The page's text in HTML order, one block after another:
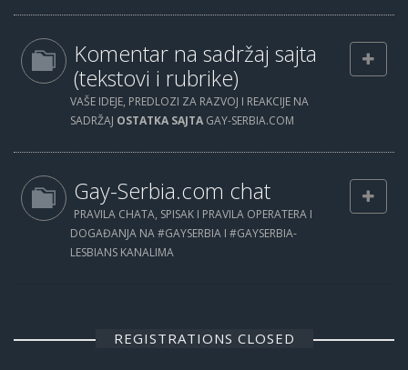
Komentar na sadržaj sajta
(tekstovi i rubrike)
VAŠE IDEJE, PREDLOZI ZA RAZVOJ I REAKCIJE NA
SADRŽAJ OSTATKA SAJTA GAY-SERBIA.COM
Gay-Serbia.com chat
PRAVILA CHATA, SPISAK I PRAVILA OPERATERA I
DOGAĐANJA NA #GAYSERBIA I #GAYSERBIA-
LESBIANS KANALIMA
REGISTRATIONS CLOSED